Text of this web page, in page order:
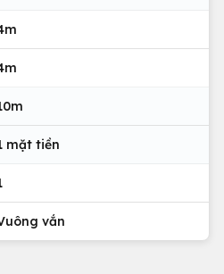
mặt tiền
vắn